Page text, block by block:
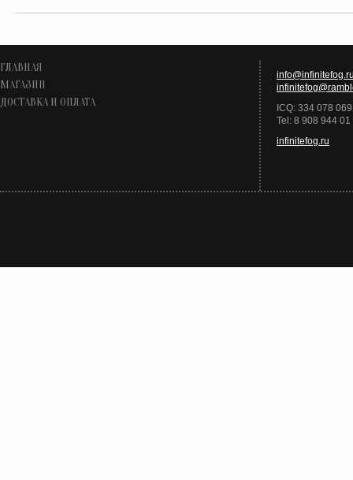
ГЛАВНАЯ
МАГАЗИН
ДОСТАВКА И ОПЛАТА
ICQ: 334 078 069
Tel: 8 908 944 01
infinitefog.ru